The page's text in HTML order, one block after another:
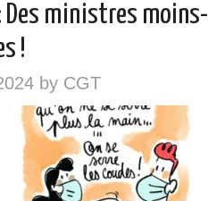
Des ministres
!
by CGT